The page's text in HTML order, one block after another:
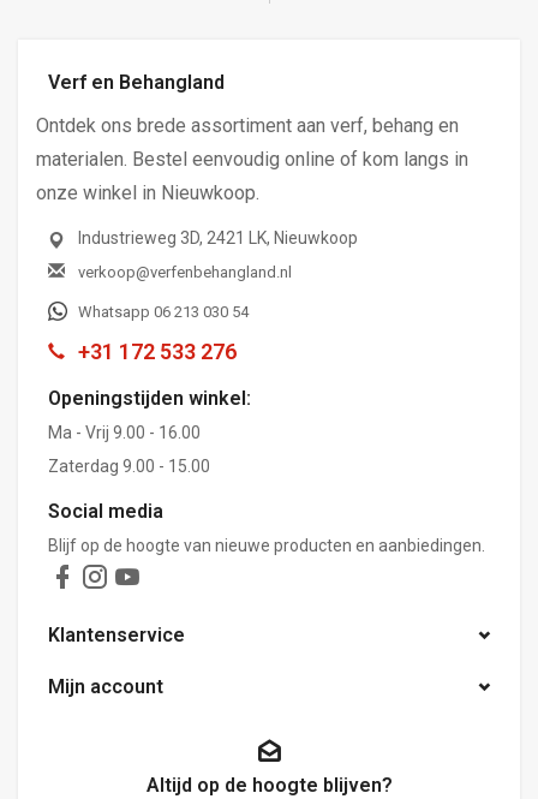
Verf en Behangland
Ontdek ons brede assortiment aan verf, behang en
materialen. Bestel eenvoudig online of kom langs in
onze winkel in Nieuwkoop.
Industrieweg 3D, 2421 LK, Nieuwkoop
verkoop@verfenbehangland.nl
Whatsapp 06 213 030 54
+31 172 533 276
Openingstijden winkel:
Ma - Vrij 9.00 - 16.00
Zaterdag 9.00 - 15.00
Social media
Blijf op de hoogte van nieuwe producten en aanbiedingen.
Klantenservice
Mijn account
Altijd op de hoogte blijven?